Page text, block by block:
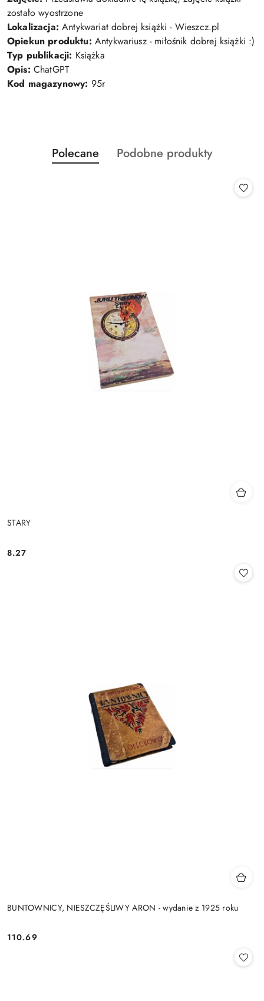
zostało wyostrzone
Lokalizacja: Antykwariat dobrej książki - Wieszcz.pl
Opiekun produktu: Antykwariusz - miłośnik dobrej książki :)
Typ publikacji: Książka
Opis: ChatGPT
Kod magazynowy: 95r
Pomiń karuzelę produktów
Produkty
o
Polecane
Produkty
Podobne produkty
STARY
Cena:
8.27
BUNTOWNICY, NIESZCZĘŚLIWY ARON - wydanie z 1925 roku
Cena:
110.69